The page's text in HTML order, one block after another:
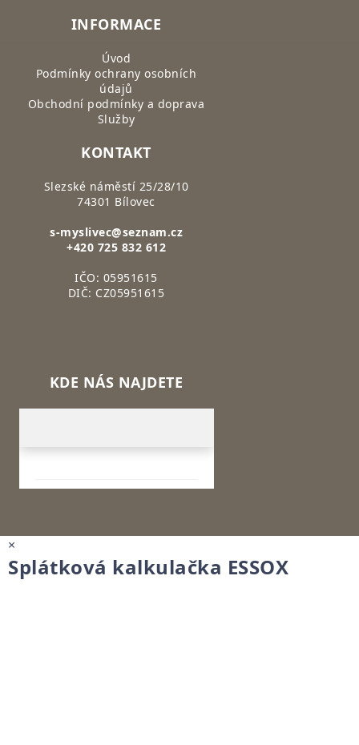
INFORMACE
Úvod
Podmínky ochrany osobních
údajů
Obchodní podmínky a doprava
Služby
KONTAKT
Slezské náměstí 25/28/10
74301 Bílovec
s-myslivec@seznam.cz
+420 725 832 612
IČO: 05951615
DIČ: CZ05951615
KDE NÁS NAJDETE
×
Splátková kalkulačka ESSOX